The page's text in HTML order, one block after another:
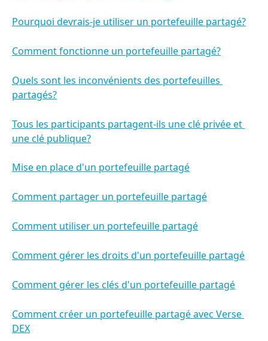
Pourquoi devrais-je utiliser un portefeuille partagé?
Comment fonctionne un portefeuille partagé?
Quels sont les inconvénients des portefeuilles
partagés?
Tous les participants partagent-ils une clé privée et
une clé publique?
Mise en place d'un portefeuille partagé
Comment partager un portefeuille partagé
Comment utiliser un portefeuille partagé
Comment gérer les droits d'un portefeuille partagé
Comment gérer les clés d'un portefeuille partagé
Comment créer un portefeuille partagé avec Verse
DEX